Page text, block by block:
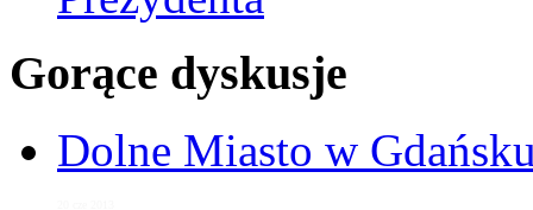
Gorące dyskusje
Dolne Miasto w